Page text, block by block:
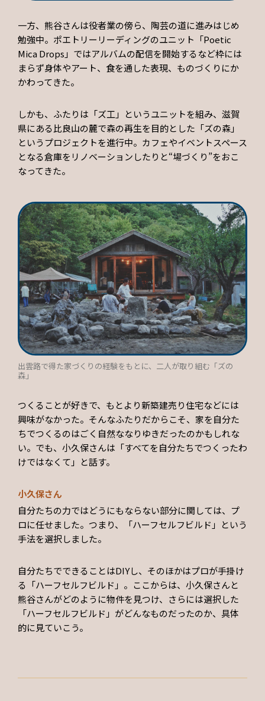
一方、熊谷さんは役者業の傍ら、陶芸の道に進みはじめ
勉強中。ポエトリーリーディングのユニット「Poetic
Mica Drops」ではアルバムの配信を開始するなど枠には
まらず身体やアート、食を通した表現、ものづくりにか
かわってきた。
しかも、ふたりは「ズ工」というユニットを組み、滋賀
県にある比良山の麓で森の再生を目的とした「ズの森」
というプロジェクトを進行中。カフェやイベントスペース
となる倉庫をリノベーションしたりと“場づくり”をおこ
なってきた。
出雲路で得た家づくりの経験をもとに、二人が取り組む「ズの
森」
つくることが好きで、もとより新築建売り住宅などには
興味がなかった。そんなふたりだからこそ、家を自分た
ちでつくるのはごく自然ななりゆきだったのかもしれな
い。でも、小久保さんは「すべてを自分たちでつくったわ
けではなくて」と話す。
小久保さん
自分たちの力ではどうにもならない部分に関しては、プ
ロに任せました。つまり、「ハーフセルフビルド」という
手法を選択しました。
自分たちでできることはDIYし、そのほかはプロが手掛け
る「ハーフセルフビルド」。ここからは、小久保さんと
熊谷さんがどのように物件を見つけ、さらには選択した
「ハーフセルフビルド」がどんなものだったのか、具体
的に見ていこう。